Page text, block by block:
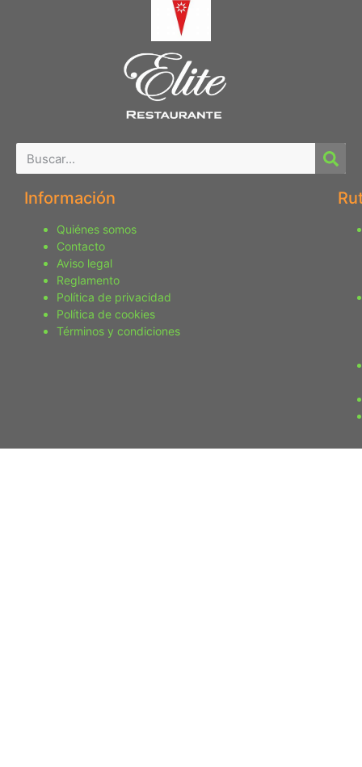
Información
Quiénes somos
Contacto
Aviso legal
Reglamento
Política de privacidad
Política de cookies
Términos y condiciones